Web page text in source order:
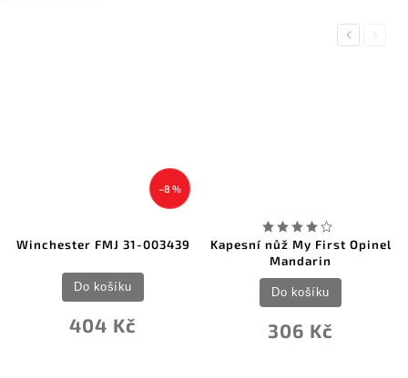
Previous
–8 %
Winchester FMJ 31-003439
404 Kč
Do košíku
Kapesní nůž My First Opinel
Mandarin
306 Kč
Do košíku
Next